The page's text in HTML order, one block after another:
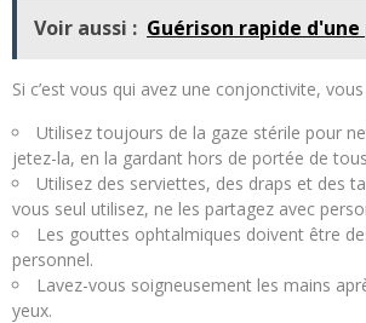
Voir aussi : Guérison rapide
Si c’est vous qui avez une conjonctivite,
Utilisez toujours de la gaze stérile pour
jetez-la, en la gardant hors de portée de
Utilisez des serviettes, des draps et des
vous seul utilisez, ne les partagez avec
Les gouttes ophtalmiques doivent être
personnel.
Lavez-vous soigneusement les mains
yeux.